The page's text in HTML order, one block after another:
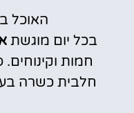
האוכל
בכל יום מוגשת
חמות
חלבית כשרה